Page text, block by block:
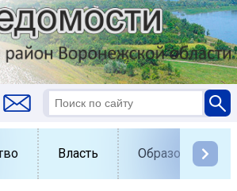
Власть Образование